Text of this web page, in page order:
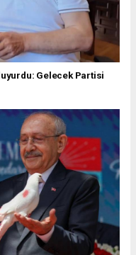
Gelecek Partisi